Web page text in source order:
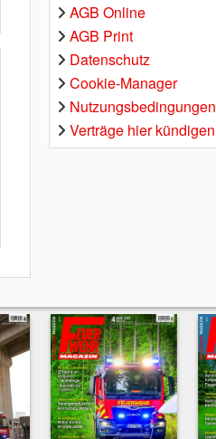
AGB Online
AGB Print
Datenschutz
Cookie-Manager
Nutzungsbedingungen
Verträge hier kündigen